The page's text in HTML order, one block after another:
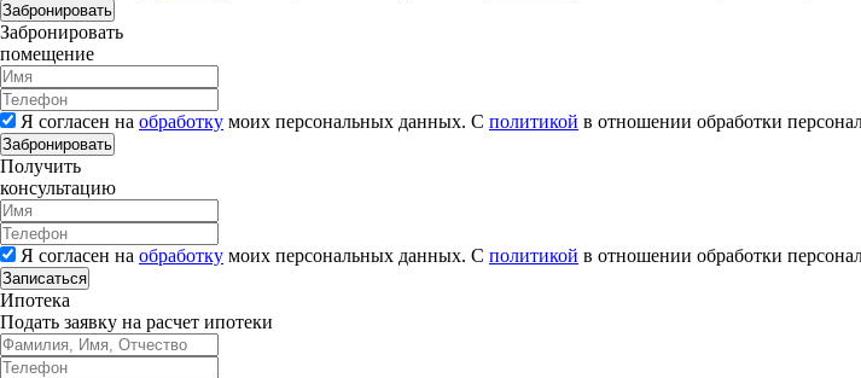
Забронировать
Забронировать
помещение
Я согласен на обработку моих персональных данных. С политикой в отношении обработки
Забронировать
Получить
консультацию
Я согласен на обработку моих персональных данных. С политикой в отношении обработки
Записаться
Ипотека
Подать заявку на расчет ипотеки